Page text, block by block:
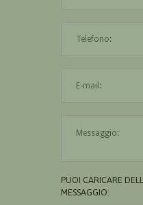
PUOI CARICARE
MESSAGGIO: